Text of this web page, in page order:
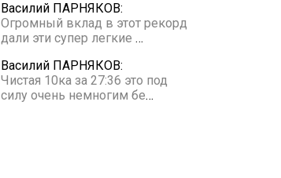
Василий ПАРНЯКОВ:
Огромный вклад в этот рекорд
дали эти супер легкие …
Василий ПАРНЯКОВ:
Чистая 10ка за 27:36 это под
силу очень немногим бе…